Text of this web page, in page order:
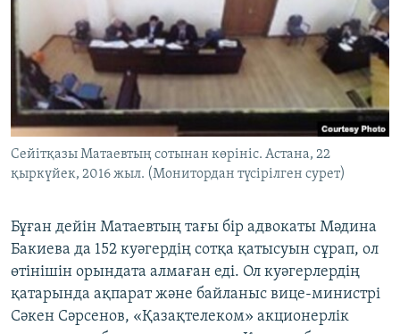
Сейітқазы Матаевтың сотынан көрініс. Астана, 22
қыркүйек, 2016 жыл. (Монитордан түсірілген сурет)
Бұған дейін Матаевтың тағы бір адвокаты Мәдина
Бакиева да 152 куәгердің сотқа қатысуын сұрап, ол
өтінішін орындата алмаған еді. Ол куәгерлердің
қатарында ақпарат және байланыс вице-министрі
Сәкен Сәрсенов, «Қазақтелеком» акционерлік